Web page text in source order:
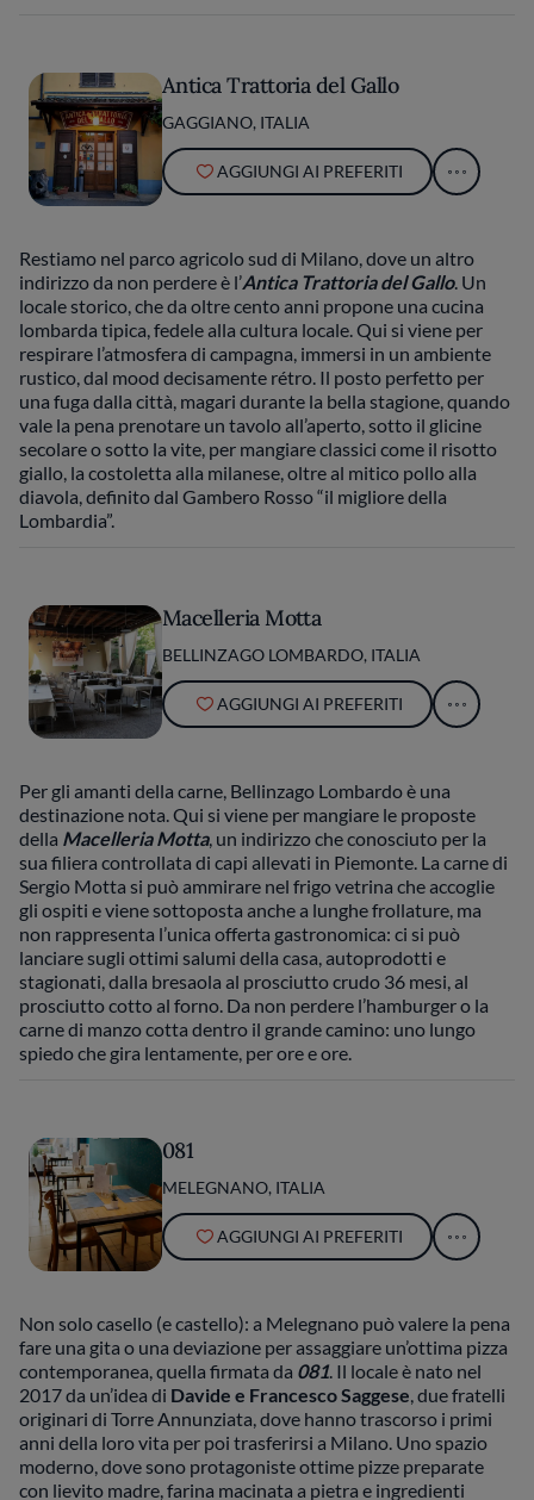
Antica Trattoria del Gallo
GAGGIANO, ITALIA
AGGIUNGI AI PREFERITI
Restiamo nel parco agricolo sud di Milano, dove un altro
indirizzo da non perdere è l’Antica Trattoria del Gallo. Un
locale storico, che da oltre cento anni propone una cucina
lombarda tipica, fedele alla cultura locale. Qui si viene per
respirare l’atmosfera di campagna, immersi in un ambiente
rustico, dal mood decisamente rétro. Il posto perfetto per
una fuga dalla città, magari durante la bella stagione, quando
vale la pena prenotare un tavolo all’aperto, sotto il glicine
secolare o sotto la vite, per mangiare classici come il risotto
giallo, la costoletta alla milanese, oltre al mitico pollo alla
diavola, definito dal Gambero Rosso “il migliore della
Lombardia”.
Macelleria Motta
BELLINZAGO LOMBARDO, ITALIA
AGGIUNGI AI PREFERITI
Per gli amanti della carne, Bellinzago Lombardo è una
destinazione nota. Qui si viene per mangiare le proposte
della Macelleria Motta, un indirizzo che conosciuto per la
sua filiera controllata di capi allevati in Piemonte. La carne di
Sergio Motta si può ammirare nel frigo vetrina che accoglie
gli ospiti e viene sottoposta anche a lunghe frollature, ma
non rappresenta l’unica offerta gastronomica: ci si può
lanciare sugli ottimi salumi della casa, autoprodotti e
stagionati, dalla bresaola al prosciutto crudo 36 mesi, al
prosciutto cotto al forno. Da non perdere l’hamburger o la
carne di manzo cotta dentro il grande camino: uno lungo
spiedo che gira lentamente, per ore e ore.
081
MELEGNANO, ITALIA
AGGIUNGI AI PREFERITI
Non solo casello (e castello): a Melegnano può valere la pena
fare una gita o una deviazione per assaggiare un’ottima pizza
contemporanea, quella firmata da 081. Il locale è nato nel
2017 da un’idea di Davide e Francesco Saggese, due fratelli
originari di Torre Annunziata, dove hanno trascorso i primi
anni della loro vita per poi trasferirsi a Milano. Uno spazio
moderno, dove sono protagoniste ottime pizze preparate
con lievito madre, farina macinata a pietra e ingredienti